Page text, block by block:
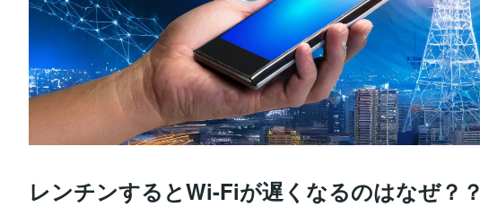
レンチンするとWi-Fiが遅くなるのはなぜ？？